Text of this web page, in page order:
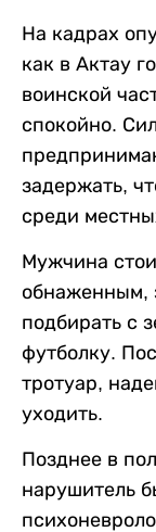
На кадрах
как в Актау
воинской
спокойно.
задержать,
среди
Мужчина
обнаженным,
подбирать с
футболку.
тротуар,
уходить.
Позднее в
нарушитель